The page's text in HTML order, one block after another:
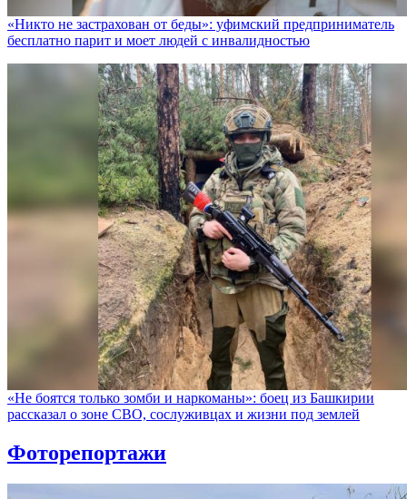
«Никто не заcтрахован от беды»: уфимский предприниматель
бесплатно парит и моет людей с инвалидностью
«Не боятся только зомби и наркоманы»: боец из Башкирии
рассказал о зоне СВО, сослуживцах и жизни под землей
Фоторепортажи